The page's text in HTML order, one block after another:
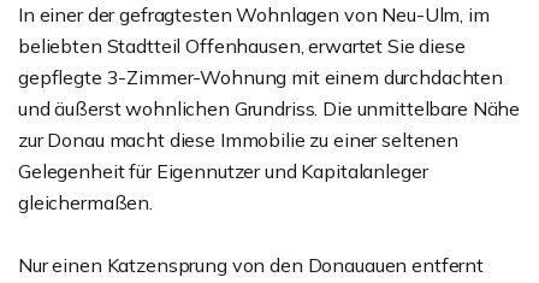
In einer der gefragtesten Wohnlagen von Neu-Ulm, im
beliebten Stadtteil Offenhausen, erwartet Sie diese
gepflegte 3-Zimmer-Wohnung mit einem durchdachten
und äußerst wohnlichen Grundriss. Die unmittelbare Nähe
zur Donau macht diese Immobilie zu einer seltenen
Gelegenheit für Eigennutzer und Kapitalanleger
gleichermaßen.
Nur einen Katzensprung von den Donauauen entfernt